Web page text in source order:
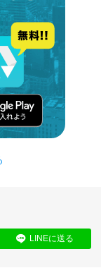
LINEに送る